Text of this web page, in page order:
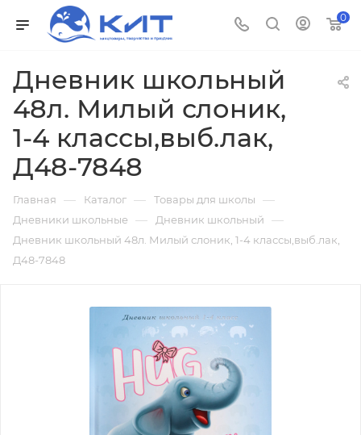
0
Дневник школьный
48л. Милый слоник,
1-4 классы,выб.лак,
Д48-7848
Главная — Каталог — Товары для школы —
Дневники школьные — Дневник школьный —
Дневник школьный 48л. Милый слоник, 1-4 классы,выб.лак,
Д48-7848